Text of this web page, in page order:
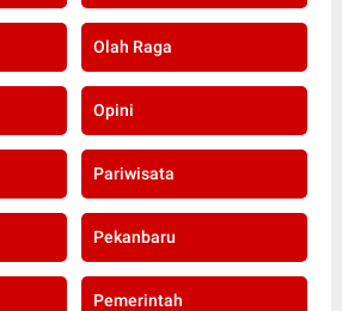
Olah Raga
Opini
Pariwisata
Pekanbaru
Pemerintah